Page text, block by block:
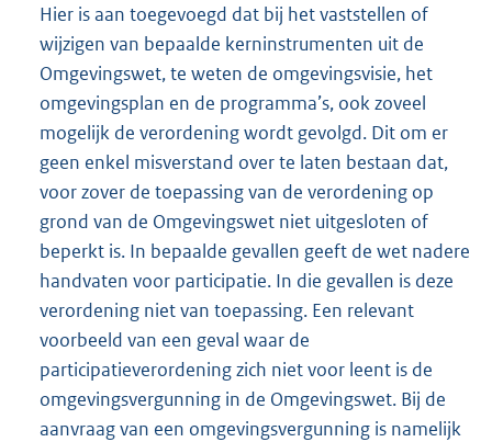
Hier is aan toegevoegd dat bij het vaststellen of
wijzigen van bepaalde kerninstrumenten uit de
Omgevingswet, te weten de omgevingsvisie, het
omgevingsplan en de programma’s, ook zoveel
mogelijk de verordening wordt gevolgd. Dit om er
geen enkel misverstand over te laten bestaan dat,
voor zover de toepassing van de verordening op
grond van de Omgevingswet niet uitgesloten of
beperkt is. In bepaalde gevallen geeft de wet nadere
handvaten voor participatie. In die gevallen is deze
verordening niet van toepassing. Een relevant
voorbeeld van een geval waar de
participatieverordening zich niet voor leent is de
omgevingsvergunning in de Omgevingswet. Bij de
aanvraag van een omgevingsvergunning is namelijk